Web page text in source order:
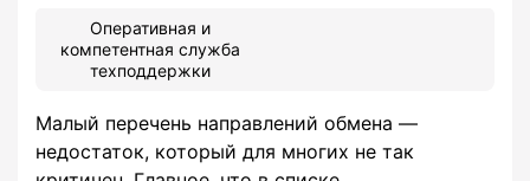
Оперативная и
компетентная служба
техподдержки
Малый перечень направлений обмена —
недостаток, который для многих не так